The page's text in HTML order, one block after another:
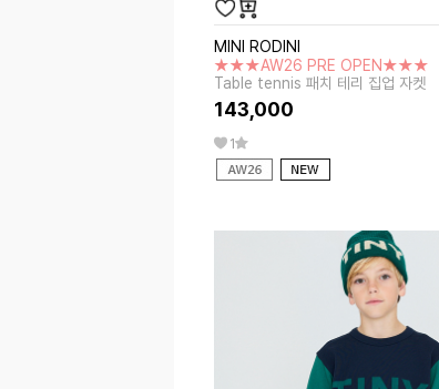
MINI RODINI
★★★AW26 PRE OPEN★★★
Table tennis 패치 테리 집업 자켓
143,000
1